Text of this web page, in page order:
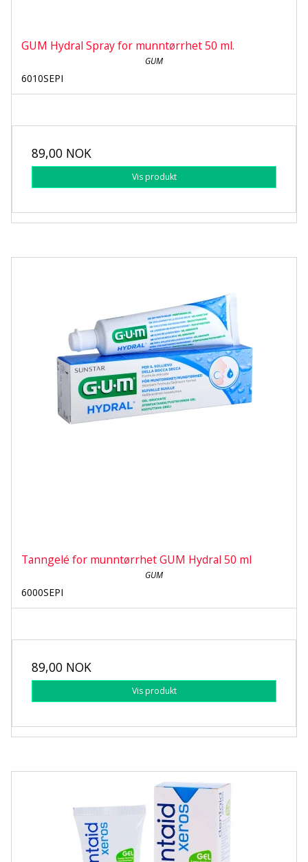
GUM Hydral Spray for munntørrhet 50 ml.
GUM
6010SEPI
89,00 NOK
Vis produkt
Tanngelé for munntørrhet GUM Hydral 50 ml
GUM
6000SEPI
89,00 NOK
Vis produkt